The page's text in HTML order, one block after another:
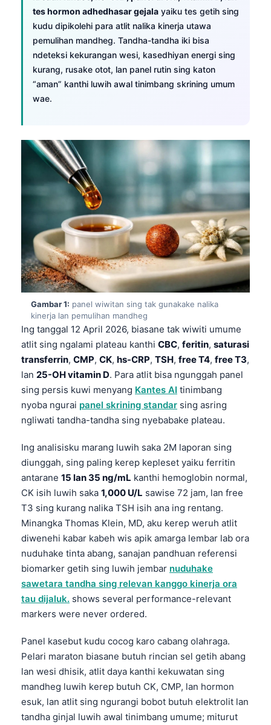
tes hormon adhedhasar gejala yaiku tes getih sing
kudu dipikolehi para atlit nalika kinerja utawa
pemulihan mandheg. Tandha-tandha iki bisa
ndeteksi kekurangan wesi, kasedhiyan energi sing
kurang, rusake otot, lan panel rutin sing katon
“aman” kanthi luwih awal tinimbang skrining umum
wae.
Gambar 1: panel wiwitan sing tak gunakake nalika
kinerja lan pemulihan mandheg
Ing tanggal 12 April 2026, biasane tak wiwiti umume
atlit sing ngalami plateau kanthi CBC, feritin, saturasi
transferrin, CMP, CK, hs-CRP, TSH, free T4, free T3,
lan 25-OH vitamin D. Para atlit bisa ngunggah panel
sing persis kuwi menyang Kantes AI tinimbang
nyoba ngurai panel skrining standar sing asring
ngliwati tandha-tandha sing nyebabake plateau.
Ing analisisku marang luwih saka 2M laporan sing
diunggah, sing paling kerep kepleset yaiku ferritin
antarane 15 lan 35 ng/mL kanthi hemoglobin normal,
CK isih luwih saka 1,000 U/L sawise 72 jam, lan free
T3 sing kurang nalika TSH isih ana ing rentang.
Minangka Thomas Klein, MD, aku kerep weruh atlit
diwenehi kabar kabeh wis apik amarga lembar lab ora
nuduhake tinta abang, sanajan pandhuan referensi
biomarker getih sing luwih jembar nuduhake
sawetara tandha sing relevan kanggo kinerja ora
tau dijaluk. shows several performance-relevant
markers were never ordered.
Panel kasebut kudu cocog karo cabang olahraga.
Pelari maraton biasane butuh rincian sel getih abang
lan wesi dhisik, atlit daya kanthi kekuwatan sing
mandheg luwih kerep butuh CK, CMP, lan hormon
esuk, lan atlit sing ngurangi bobot butuh elektrolit lan
tandha ginjal luwih awal tinimbang umume; miturut